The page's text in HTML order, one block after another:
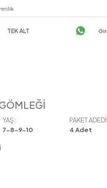
TEK ÜST TEK ALT
YAŞ :
7-8-9-10
PAKET ADEDI
4Adet